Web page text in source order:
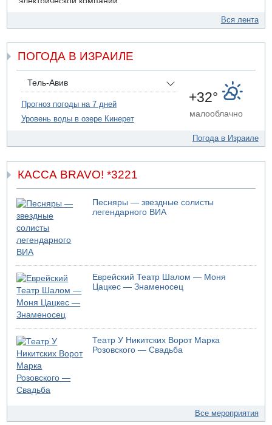
Возле Кирьят-Арбы пожар на местности
06.08.2026 12:06
США не будут давить на Израиль в вопросе Ливана
06.08.2026 11:41
Трое подростков ограбили сексшоп в Холоне
Взрыв в Северном Тель-Авиве
Вся лента
ПОГОДА В ИЗРАИЛЕ
Тель-Авив
Прогноз погоды на 7 дней
Уровень воды в озере Кинерет
+32°
малооблачно
Погода в Израиле
КАССА BRAVO! *3221
Песняры — звездные солисты
легендарного ВИА
Еврейский Театр Шалом — Моня
Цацкес — Знаменосец
Театр У Никитских Ворот Марка
Розовского — Свадьба
Все мероприятия